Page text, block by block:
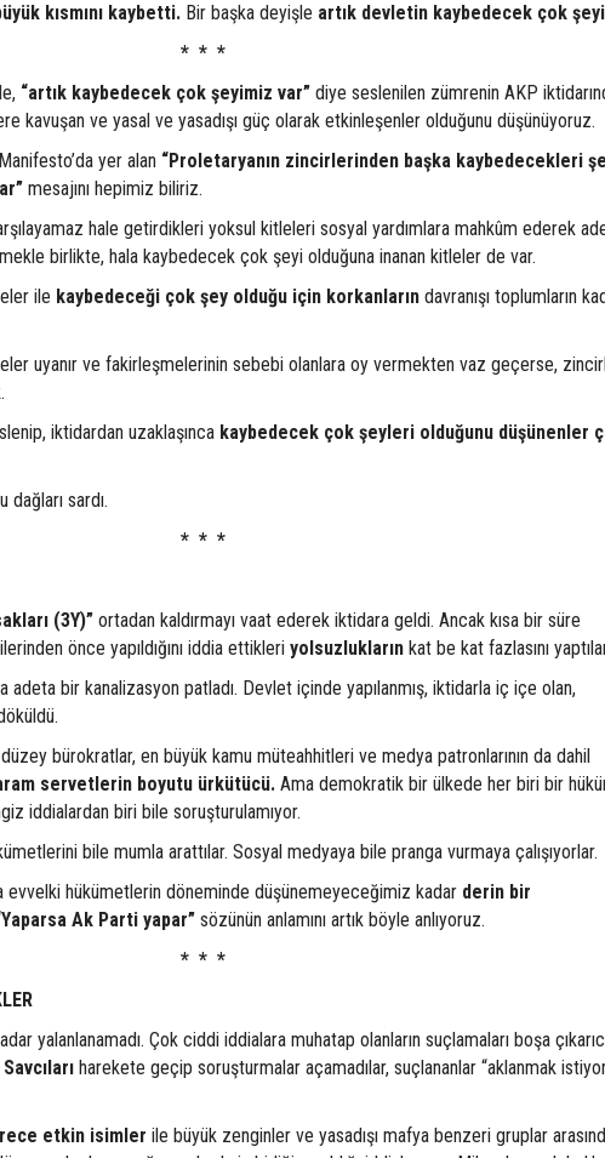
kısmını kaybetti. Bir başka deyişle artık devletin kaybedecek çok
* * *
“artık kaybedecek çok şeyimiz var” diye seslenilen zümrenin AKP
kavuşan ve yasal ve yasadışı güç olarak etkinleşenler olduğunu düşünüyoruz.
yer alan “Proletaryanın zincirlerinden başka kaybedecekleri
mesajını hepimiz biliriz.
hale getirdikleri yoksul kitleleri sosyal yardımlara mahkûm ederek
birlikte, hala kaybedecek çok şeyi olduğuna inanan kitleler de var.
ile kaybedeceği çok şey olduğu için korkanların davranışı toplumların
uyanır ve fakirleşmelerinin sebebi olanlara oy vermekten vaz geçerse,
iktidardan uzaklaşınca kaybedecek çok şeyleri olduğunu düşünenler
sardı.
* * *
(3Y)” ortadan kaldırmayı vaat ederek iktidara geldi. Ancak kısa bir süre
önce yapıldığını iddia ettikleri yolsuzlukların kat be kat fazlasını
adeta bir kanalizasyon patladı. Devlet içinde yapılanmış, iktidarla iç içe olan,
bürokratlar, en büyük kamu müteahhitleri ve medya patronlarının da dahil
servetlerin boyutu ürkütücü. Ama demokratik bir ülkede her biri bir
iddialardan biri bile soruşturulamıyor.
bile mumla arattılar. Sosyal medyaya bile pranga vurmaya çalışıyorlar.
evvelki hükümetlerin döneminde düşünemeyeceğimiz kadar derin bir
Ak Parti yapar” sözünün anlamını artık böyle anlıyoruz.
* * *
yalanlanamadı. Çok ciddi iddialara muhatap olanların suçlamaları boşa
harekete geçip soruşturmalar açamadılar, suçlananlar “aklanmak
etkin isimler ile büyük zenginler ve yasadışı mafya benzeri gruplar